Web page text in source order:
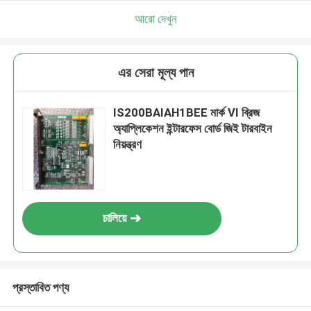
আরো দেখুন
এর সেরা মূল্য পান
IS200BAIAH1BEE মার্ক VI ব্রিজ
অ্যাপ্লিকেশন ইন্টারফেস বোর্ড জিই টারবাইন
নিয়ন্ত্রণ
চালিয়ে
প্রস্তাবিত পণ্য